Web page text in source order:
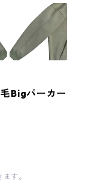
Bigパーカー
す。